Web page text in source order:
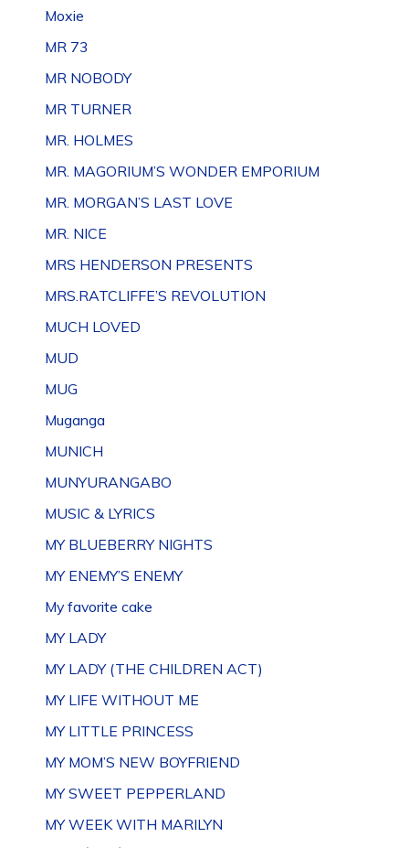
Moxie
MR 73
MR NOBODY
MR TURNER
MR. HOLMES
MR. MAGORIUM’S WONDER EMPORIUM
MR. MORGAN’S LAST LOVE
MR. NICE
MRS HENDERSON PRESENTS
MRS.RATCLIFFE’S REVOLUTION
MUCH LOVED
MUD
MUG
Muganga
MUNICH
MUNYURANGABO
MUSIC & LYRICS
MY BLUEBERRY NIGHTS
MY ENEMY’S ENEMY
My favorite cake
MY LADY
MY LADY (THE CHILDREN ACT)
MY LIFE WITHOUT ME
MY LITTLE PRINCESS
MY MOM’S NEW BOYFRIEND
MY SWEET PEPPERLAND
MY WEEK WITH MARILYN